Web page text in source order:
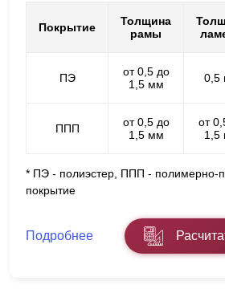
Покрытие
Толщина
рамы
ПЭ
от 0,5 до
1,5 мм
0,5
ППП
от 0,5 до
1,5 мм
от
1,5
* ПЭ - полиэстер, ППП - полимерно-
покрытие
Подробнее